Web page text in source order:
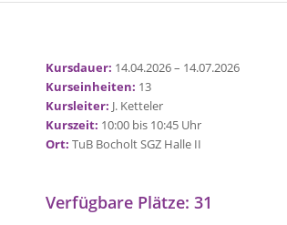
Kursdauer: 14.04.2026 – 14.07.2026
Kurseinheiten: 13
Kursleiter: J. Ketteler
Kurszeit: 10:00 bis 10:45 Uhr
Ort: TuB Bocholt SGZ Halle II
Verfügbare Plätze: 31